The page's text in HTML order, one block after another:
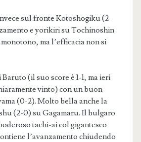
sul fronte Kotoshogiku (2-
e yorikiri su Tochinoshin
ma l’efficacia non si
(il suo score è 1-1, ma ieri
vinto) con un buon
(0-2). Molto bella anche la
(2-0) su Gagamaru. Il bulgaro
tachi-ai col gigantesco
l’avanzamento chiudendo